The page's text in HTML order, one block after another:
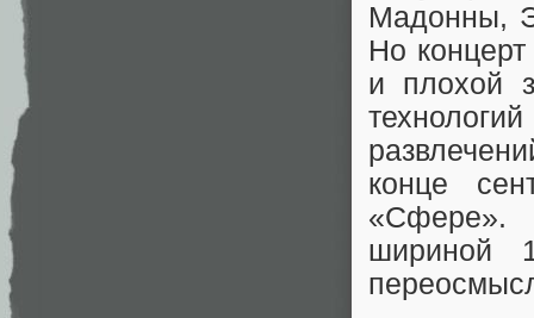
Мадонны,
Но
и плохой
конце
«Сфере».
шириной